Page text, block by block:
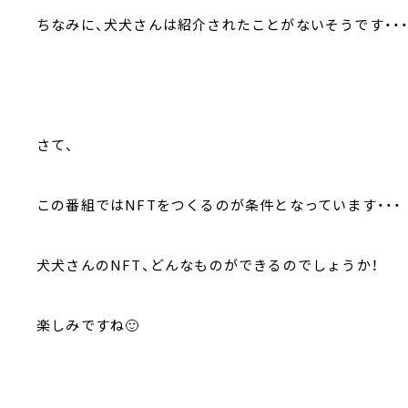
ちなみに、犬犬さんは紹介されたことがないそうです・・
さて、
この番組ではNFTをつくるのが条件となっています・・・
犬犬さんのNFT、どんなものができるのでしょうか！
楽しみですね🙂